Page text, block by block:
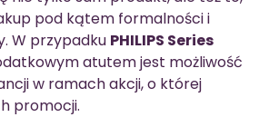
pod kątem formalności i
W przypadku PHILIPS Series
atutem jest możliwość
w ramach akcji, o której
promocji.